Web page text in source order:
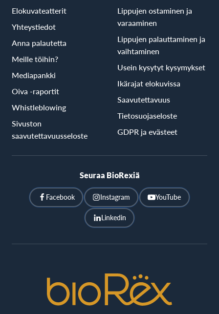
Elokuvateatterit
Yhteystiedot
Anna palautetta
Meille töihin?
Mediapankki
Oiva -raportit
Whistleblowing
Sivuston
saavutettavuusseloste
Lippujen ostaminen ja
varaaminen
Lippujen palauttaminen ja
vaihtaminen
Usein kysytyt kysymykset
Ikärajat elokuvissa
Saavutettavuus
Tietosuojaseloste
GDPR ja evästeet
Seuraa BioRexiä
Facebook Instagram YouTube
Linkedin
Cinemas